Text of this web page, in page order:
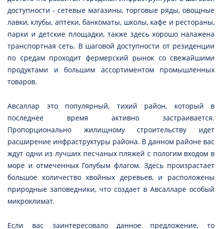
доступности - сетевые магазины, торговые ряды, овощные
лавки, клубы, аптеки, банкоматы, школы, кафе и рестораны,
парки и детские площадки, также здесь хорошо налажена
транспортная сеть. В шаговой доступности от резиденции
по средам проходит фермерский рынок со свежайшими
продуктами и большим ассортиментом промышленных
товаров.
Авсаллар это популярный, тихий район, который в
последнее время активно застраивается.
Пропорционально жилищному строительству идет
расширение инфраструктуры района. В данном районе вас
ждут одни из лучших песчаных пляжей с пологим входом в
море и отмеченных Голубым флагом. Здесь произрастает
большое количество хвойных деревьев, и расположены
природные заповедники, что создает в Авсалларе особый
микроклимат.
Если вас заинтересовало данное предложение, то